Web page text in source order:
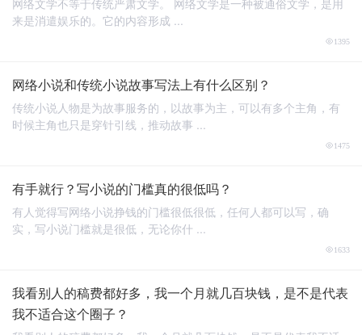
网络文学不等于传统严肃文学。 网络文学是一种被通俗文学，是用
来是消遣娱乐的。它的内容形成 ...
1395
网络小说和传统小说故事写法上有什么区别？
传统小说人物是为故事服务的，以故事为主，可以有多个主角，有
时候主角也只是穿针引线，推动故事 ...
1475
有手就行？写小说的门槛真的很低吗？
有人觉得写网络小说挣钱的门槛很低很低，任何人都可以写，确
实，写小说门槛就是很低，无论你什 ...
1633
我看别人的稿费都好多，我一个月就几百块钱，是不是代表
我不适合这个圈子？